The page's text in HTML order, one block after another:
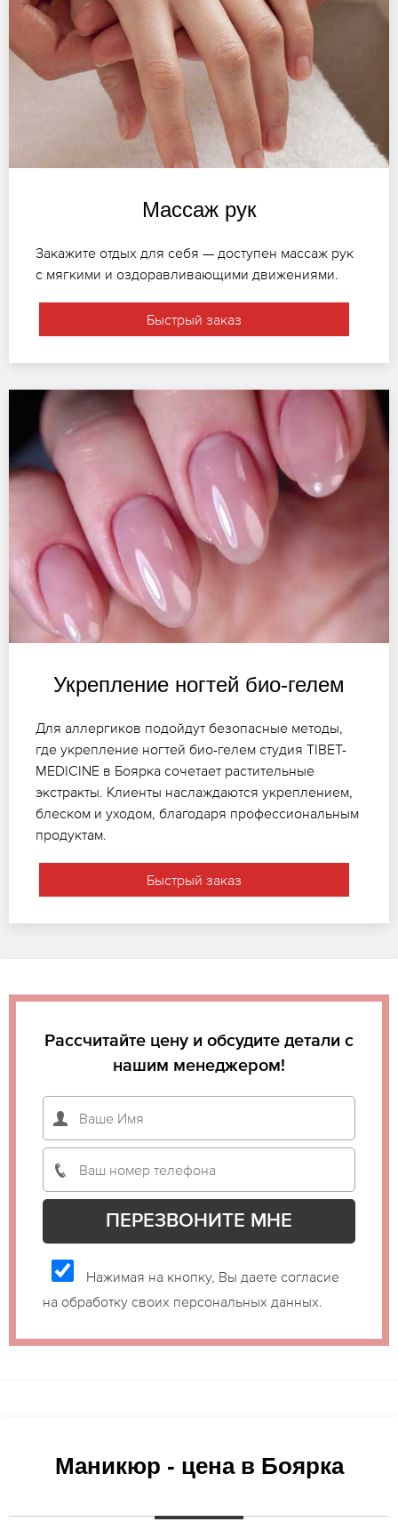
Массаж рук
Закажите отдых для себя — доступен массаж рук
с мягкими и оздоравливающими движениями.
Быстрый заказ
Укрепление ногтей био-гелем
Для аллергиков подойдут безопасные методы,
где укрепление ногтей био-гелем студия TIBET-
MEDICINE в Боярка сочетает растительные
экстракты. Клиенты наслаждаются укреплением,
блеском и уходом, благодаря профессиональным
продуктам.
Быстрый заказ
Рассчитайте цену и обсудите детали с
нашим менеджером!
Нажимая на кнопку, Вы даете согласие
на обработку своих персональных данных.
Маникюр - цена в Боярка